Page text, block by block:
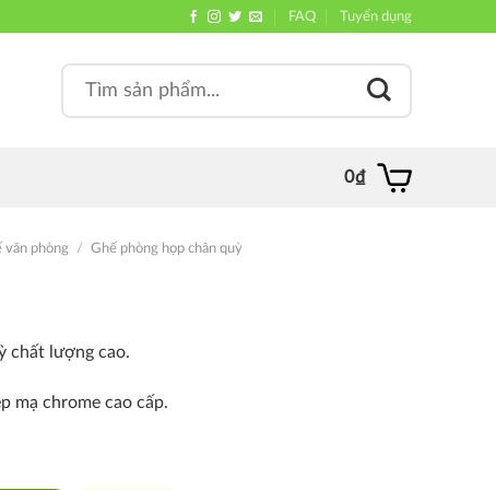
FAQ Tuyển dụng
for:
0₫
văn phòng / Ghế phòng họp chân quỳ
chất lượng cao.
mạ chrome cao cấp.